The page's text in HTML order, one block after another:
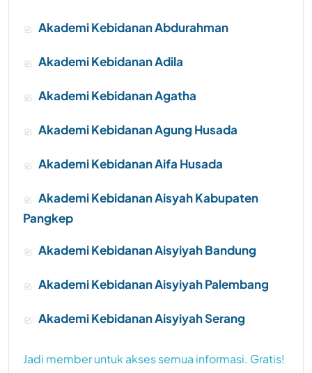
Akademi Kebidanan Abdurahman
Akademi Kebidanan Adila
Akademi Kebidanan Agatha
Akademi Kebidanan Agung Husada
Akademi Kebidanan Aifa Husada
Akademi Kebidanan Aisyah Kabupaten
Pangkep
Akademi Kebidanan Aisyiyah Bandung
Akademi Kebidanan Aisyiyah Palembang
Akademi Kebidanan Aisyiyah Serang
Jadi member untuk akses semua informasi. Gratis!